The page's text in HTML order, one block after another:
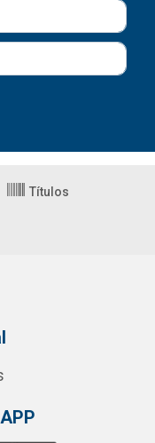
Títulos